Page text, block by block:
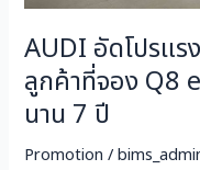
AUDI อัดโปรแร
ลูกค้าที่จอง Q8
นาน 7 ปี
Promotion /
ที่
จอง
e-
tron
พร้อม